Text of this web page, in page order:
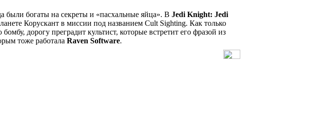
были богаты на секреты и «пасхальные яйца». В Jedi Knight: Jedi
Корускант в миссии под названием Cult Sighting. Как только
дорогу преградит культист, которые встретит его фразой из
тоже работала Raven Software.